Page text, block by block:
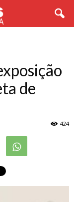
de
424